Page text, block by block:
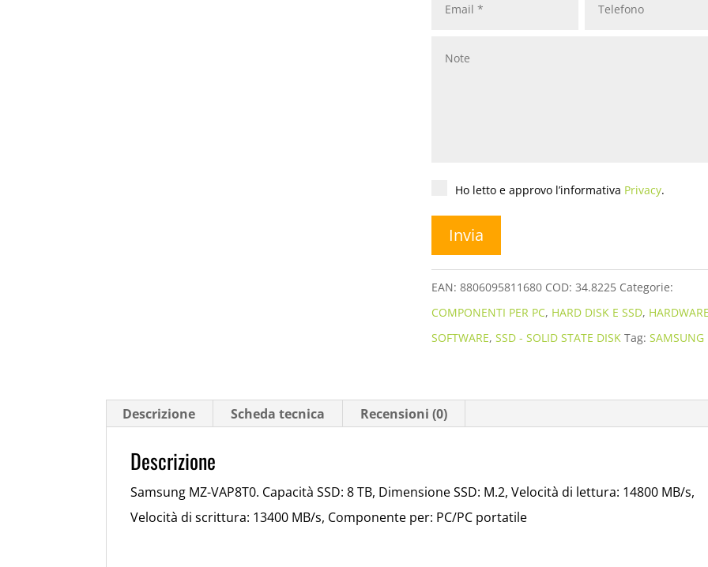
*
Ho letto e approvo l’informativaPrivacy.
EAN:8806095811680 COD:34.8225 Categorie:
COMPONENTI PER PC,HARD DISK E SSD,HARDWARE
SOFTWARE,SSD - SOLID STATE DISK Tag:SAMSUNG
Descrizione Scheda tecnica Recensioni (0)
Descrizione
Samsung MZ-VAP8T0. Capacità SSD: 8 TB, Dimensione SSD: M.2, Velocità di lettura: 14800 MB/s,
Velocità di scrittura: 13400 MB/s, Componente per: PC/PC portatile